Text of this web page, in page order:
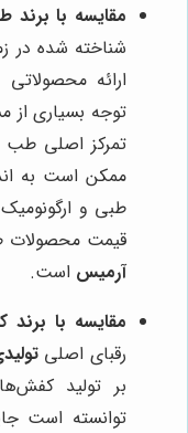
مقایسه با
شناخته شده در
ارائه
توجه بسیاری از
تمرکز اصلی
ممکن است به
طبی و
قیمت محصولات
آرمیس است.
مقایسه با برند
رقبای اصلی
بر تولید
توانسته است